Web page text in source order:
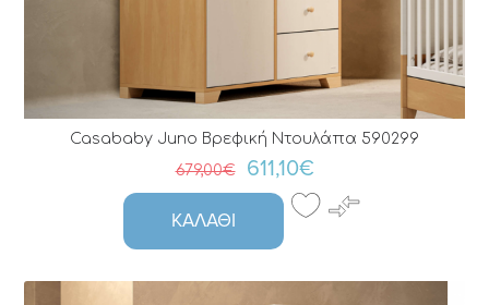
Casababy Juno Bρεφική Nτουλάπα 590299
679,00€
611,10€
ΚΑΛΆΘΙ